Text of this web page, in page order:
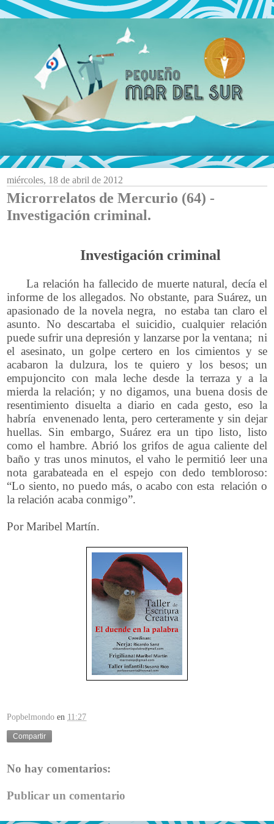
miércoles, 18 de abril de 2012
Microrrelatos de Mercurio (64) -
Investigación criminal.
Investigación criminal
La relación ha fallecido de muerte natural, decía el
informe de los allegados. No obstante, para Suárez, un
apasionado de la novela negra, no estaba tan claro el
asunto. No descartaba el suicidio, cualquier relación
puede sufrir una depresión y lanzarse por la ventana; ni
el asesinato, un golpe certero en los cimientos y se
acabaron la dulzura, los te quiero y los besos; un
empujoncito con mala leche desde la terraza y a la
mierda la relación; y no digamos, una buena dosis de
resentimiento disuelta a diario en cada gesto, eso la
habría envenenado lenta, pero certeramente y sin dejar
huellas. Sin embargo, Suárez era un tipo listo, listo
como el hambre. Abrió los grifos de agua caliente del
baño y tras unos minutos, el vaho le permitió leer una
nota garabateada en el espejo con dedo tembloroso:
“Lo siento, no puedo más, o acabo con esta relación o
la relación acaba conmigo”.
Por Maribel Martín.
Popbelmondo en 11:27
Compartir
No hay comentarios:
Publicar un comentario